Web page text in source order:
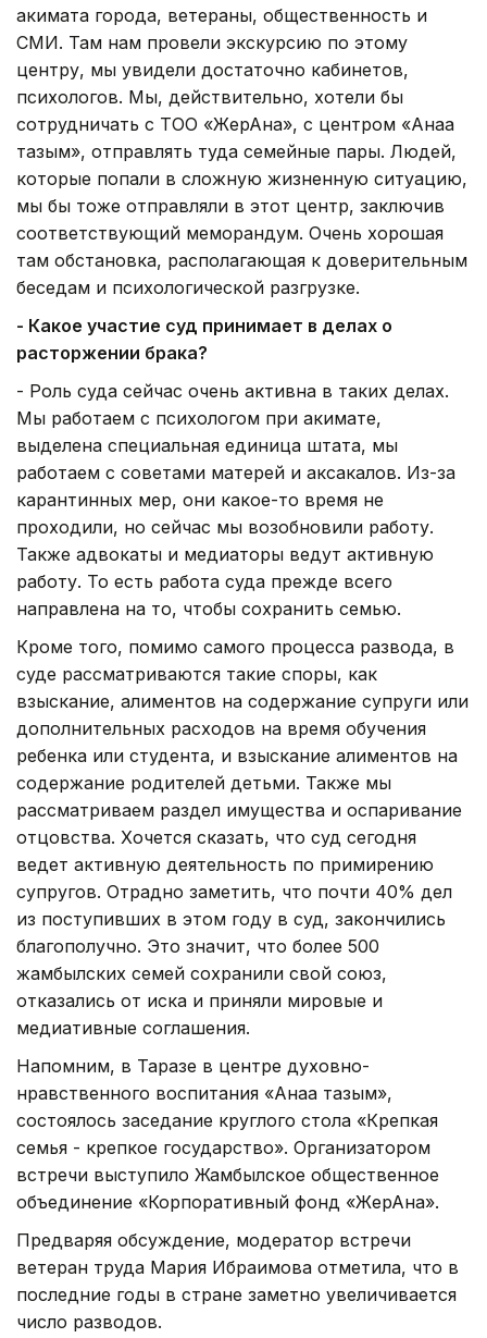
акимата города, ветераны, общественность и
СМИ. Там нам провели экскурсию по этому
центру, мы увидели достаточно кабинетов,
психологов. Мы, действительно, хотели бы
сотрудничать с ТОО «ЖерАна», с центром «Анаға
тағзым», отправлять туда семейные пары. Людей,
которые попали в сложную жизненную ситуацию,
мы бы тоже отправляли в этот центр, заключив
соответствующий меморандум. Очень хорошая
там обстановка, располагающая к доверительным
беседам и психологической разгрузке.
- Какое участие суд принимает в делах о
расторжении брака?
- Роль суда сейчас очень активна в таких делах.
Мы работаем с психологом при акимате,
выделена специальная единица штата, мы
работаем с советами матерей и аксакалов. Из-за
карантинных мер, они какое-то время не
проходили, но сейчас мы возобновили работу.
Также адвокаты и медиаторы ведут активную
работу. То есть работа суда прежде всего
направлена на то, чтобы сохранить семью.
Кроме того, помимо самого процесса развода, в
суде рассматриваются такие споры, как
взыскание, алиментов на содержание супруги или
дополнительных расходов на время обучения
ребенка или студента, и взыскание алиментов на
содержание родителей детьми. Также мы
рассматриваем раздел имущества и оспаривание
отцовства. Хочется сказать, что суд сегодня
ведет активную деятельность по примирению
супругов. Отрадно заметить, что почти 40% дел
из поступивших в этом году в суд, закончились
благополучно. Это значит, что более 500
жамбылских семей сохранили свой союз,
отказались от иска и приняли мировые и
медиативные соглашения.
Напомним, в Таразе в центре духовно-
нравственного воспитания «Анаға тағзым»,
состоялось заседание круглого стола «Крепкая
семья - крепкое государство». Организатором
встречи выступило Жамбылское общественное
объединение «Корпоративный фонд «ЖерАна».
Предваряя обсуждение, модератор встречи
ветеран труда Мария Ибраимова отметила, что в
последние годы в стране заметно увеличивается
число разводов.